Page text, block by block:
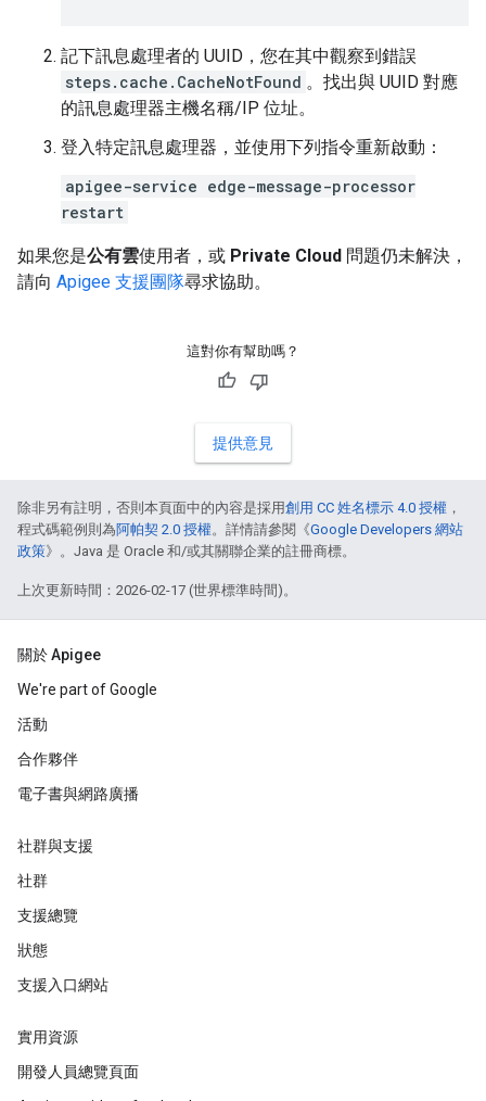
記下訊息處理者的 UUID，您在其中觀察到錯誤
steps.cache.CacheNotFound 。找出與 UUID 對應
的訊息處理器主機名稱/IP 位址。
登入特定訊息處理器，並使用下列指令重新啟動：
apigee-service edge-message-processor
restart
如果您是公有雲使用者，或 Private Cloud 問題仍未解決，
請向 Apigee 支援團隊尋求協助。
這對你有幫助嗎？
提供意見
除非另有註明，否則本頁面中的內容是採用創用 CC 姓名標示 4.0 授權 ，
程式碼範例則為阿帕契 2.0 授權。詳情請參閱《Google Developers 網站
政策》。Java 是 Oracle 和/或其關聯企業的註冊商標。
上次更新時間：2026-02-17 (世界標準時間)。
關於 Apigee
We're part of Google
活動
合作夥伴
電子書與網路廣播
社群與支援
社群
支援總覽
狀態
支援入口網站
實用資源
開發人員總覽頁面